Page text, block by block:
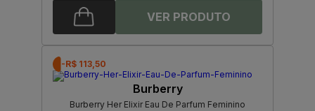
-R$ 113,50
Burberry
Burberry Her Elixir Eau De Parfum Feminino